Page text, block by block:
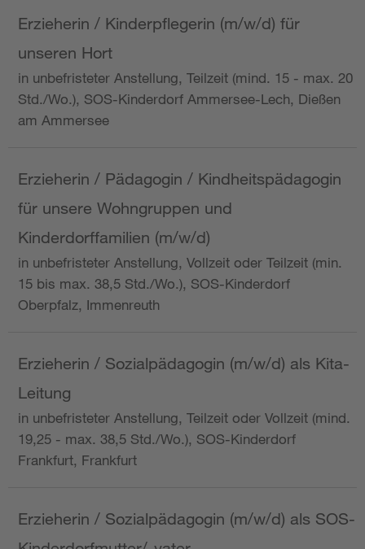
Erzieherin / Kinderpflegerin (m/w/d) für
unseren Hort
in unbefristeter Anstellung, Teilzeit (mind. 15 - max. 20
Std./Wo.), SOS-Kinderdorf Ammersee-Lech, Dießen
am Ammersee
Erzieherin / Pädagogin / Kindheitspädagogin
für unsere Wohngruppen und
Kinderdorffamilien (m/w/d)
in unbefristeter Anstellung, Vollzeit oder Teilzeit (min.
15 bis max. 38,5 Std./Wo.), SOS-Kinderdorf
Oberpfalz, Immenreuth
Erzieherin / Sozialpädagogin (m/w/d) als Kita-
Leitung
in unbefristeter Anstellung, Teilzeit oder Vollzeit (mind.
19,25 - max. 38,5 Std./Wo.), SOS-Kinderdorf
Frankfurt, Frankfurt
Erzieherin / Sozialpädagogin (m/w/d) als SOS-